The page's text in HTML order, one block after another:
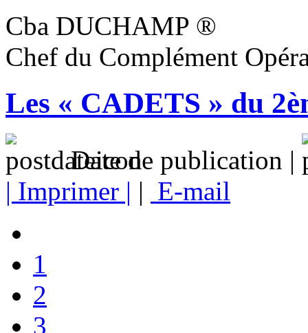
Cba DUCHAMP ®
Chef du Complément
Les « CADETS » du
Date de publication |
| Imprimer | | E-mail
1
2
3